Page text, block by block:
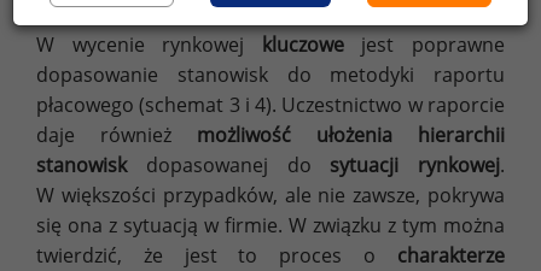
W wycenie rynkowej kluczowejest poprawne
dopasowanie stanowisk do metodyki raportu
płacowego (schemat 3 i 4). Uczestnictwo w raporcie
daje również możliwość ułożenia hierarchii
stanowiskdopasowanej do sytuacji rynkowej.
W większości przypadków, ale nie zawsze, pokrywa
się ona z sytuacją w firmie. W związku z tym można
twierdzić, że jest to proces o charakterze